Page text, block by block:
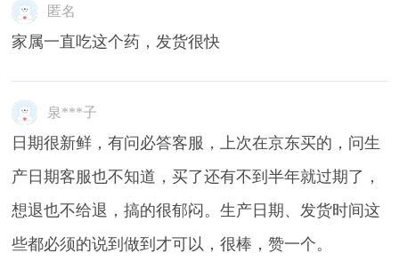
匿名
家属一直吃这个药，发货很快
泉***子
日期很新鲜，有问必答客服，上次在京东买的，问生
产日期客服也不知道，买了还有不到半年就过期了，
想退也不给退，搞的很郁闷。生产日期、发货时间这
些都必须的说到做到才可以，很棒，赞一个。